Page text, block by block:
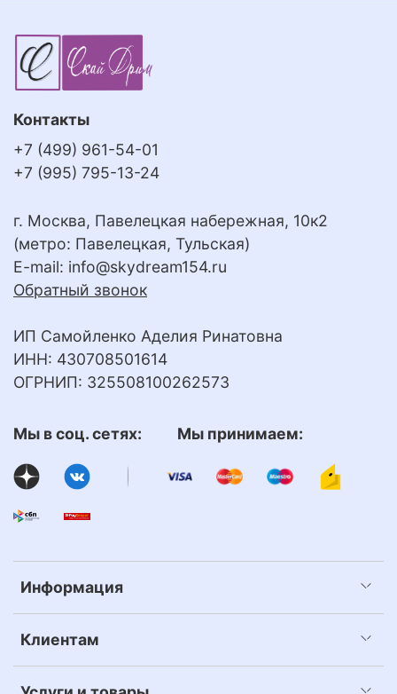
Информация
Клиентам
Контакты
+7 (499) 961-54-01
+7 (995) 795-13-24
г. Москва, Павелецкая набережная, 10к2
(метро: Павелецкая, Тульская)
E-mail: info@skydream154.ru
Обратный звонок
ИП Самойленко Аделия Ринатовна
ИНН: 430708501614
ОГРНИП: 325508100262573
Мы в соц. сетях: Мы принимаем: